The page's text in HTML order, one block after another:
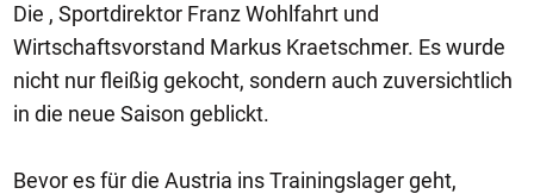
Die , Sportdirektor Franz Wohlfahrt und
Wirtschaftsvorstand Markus Kraetschmer. Es wurde
nicht nur fleißig gekocht, sondern auch zuversichtlich
in die neue Saison geblickt.
Bevor es für die Austria ins Trainingslager geht,